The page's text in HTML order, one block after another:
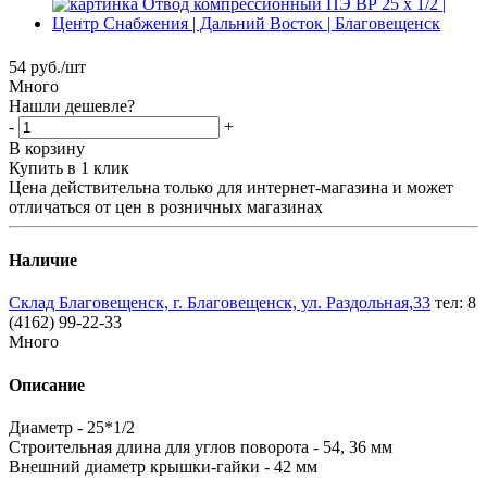
54 руб./шт
Много
Нашли дешевле?
-
+
В корзину
Купить в 1 клик
Цена действительна только для интернет-магазина и может
отличаться от цен в розничных магазинах
Наличие
Склад Благовещенск, г. Благовещенск, ул. Раздольная,33 тел: 8
(4162) 99-22-33
Много
Описание
Диаметр - 25*1/2
Строительная длина для углов поворота - 54, 36 мм
Внешний диаметр крышки-гайки - 42 мм